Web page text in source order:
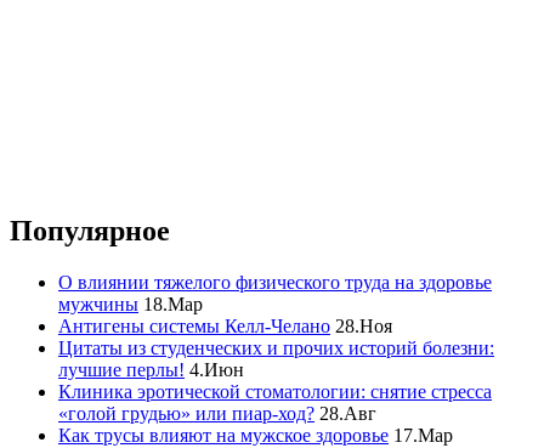
Популярное
О влиянии тяжелого физического труда на здоровье
мужчины 18.Мар
Антигены системы Келл-Челано 28.Ноя
Цитаты из студенческих и прочих историй болезни:
лучшие перлы! 4.Июн
Клиника эротической стоматологии: снятие стресса
«голой грудью» или пиар-ход? 28.Авг
Как трусы влияют на мужское здоровье 17.Мар